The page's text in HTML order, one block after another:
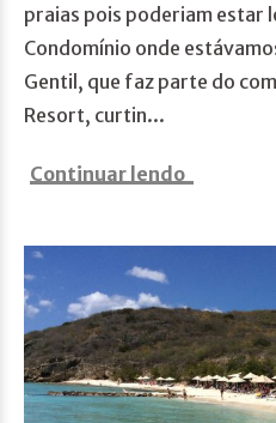
praias pois poderiam estar
Condomínio onde
Gentil, que faz parte do
Resort, curtin...
Continuar lendo